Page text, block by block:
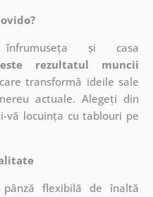
și casa
rezultatul muncii
transformă ideile sale
actuale. Alegeți din
vă locuința cu tablouri pe
flexibilă de înaltă